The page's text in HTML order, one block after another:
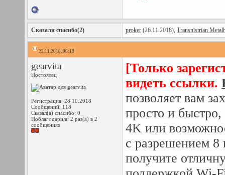
Сказали спасибо(2) proker (26.11.2018), Transnistrian
22.11.2018, 06:18
gearvita
Постоялец
Регистрация: 28.10.2018
Сообщений: 118
Сказал(а) спасибо: 0
Поблагодарили 2 раз(а) в 2
сообщениях
[Только
видеть ссылки.
позволяет вам
просто и
4K или
с разрешением
получите